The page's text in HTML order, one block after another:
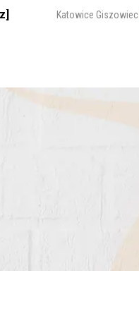
Katowice Giszowiec